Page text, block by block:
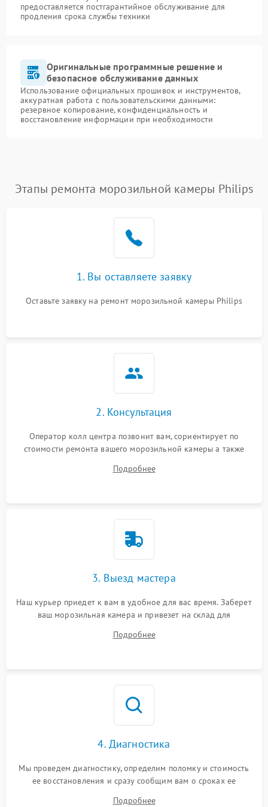
предоставляется постгарантийное обслуживание для
продления срока службы техники
Оригинальные программные решение и
безопасное обслуживание данных
Использование официальных прошивок и инструментов,
аккуратная работа с пользовательскими данными:
резервное копирование, конфиденциальность и
восстановление информации при необходимости
Этапы ремонта морозильной камеры Philips
1. Вы оставляете заявку
Оставьте заявку на ремонт морозильной камеры Philips
2. Консультация
Оператор колл центра позвонит вам, сориентирует по
стоимости ремонта вашего морозильной камеры а также
Подробнее
3. Выезд мастера
Наш курьер приедет к вам в удобное для вас время. Заберет
ваш морозильная камера и привезет на склад для
Подробнее
4. Диагностика
Мы проведем диагностику, определим поломку и стоимость
ее восстановления и сразу сообщим вам о сроках ее
Подробнее